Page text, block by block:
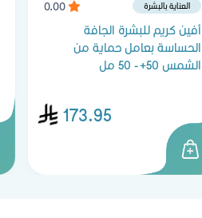
العناية بالبشرة
أفين كريم للبشرة الجافة
الحساسة بعامل حماية من
الشمس 50+ - 50 مل
173.95